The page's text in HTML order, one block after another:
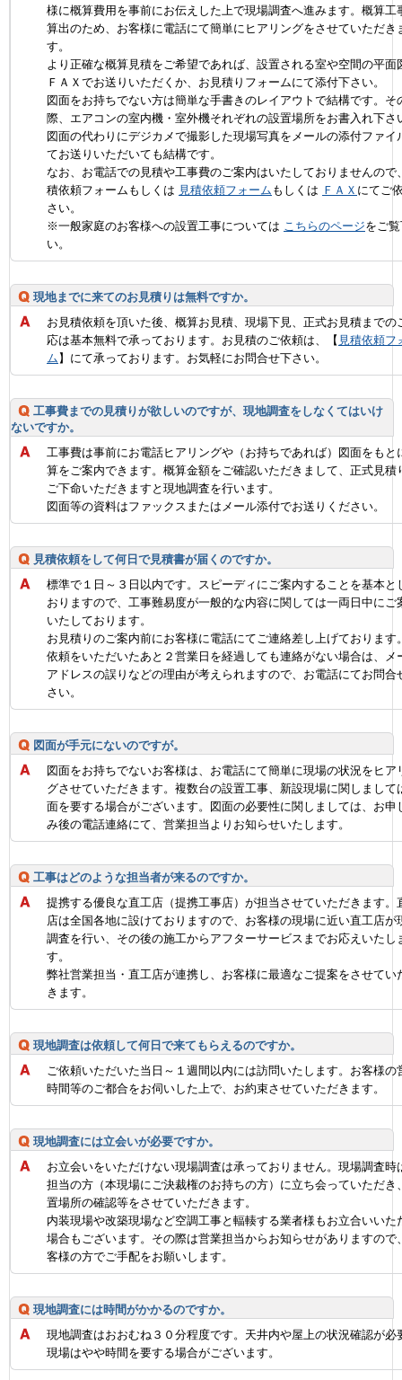
様に概算費用を事前にお伝えした上で現場調査へ進みます。概算工
算出のため、お客様に電話にて簡単にヒアリングをさせていただき
す。
より正確な概算見積をご希望であれば、設置される室や空間の平面
ＦＡＸでお送りいただくか、お見積りフォームにて添付下さい。
図面をお持ちでない方は簡単な手書きのレイアウトで結構です。そ
際、エアコンの室内機・室外機それぞれの設置場所をお書入れ下さ
図面の代わりにデジカメで撮影した現場写真をメールの添付ファイ
てお送りいただいても結構です。
なお、お電話での見積や工事費のご案内はいたしておりませんので
積依頼フォームもしくは 見積依頼フォーム もしくは ＦＡＸ にてご
さい。
※一般家庭のお客様への設置工事については こちらのページをご
い。
現地までに来てのお見積りは無料ですか。
お見積依頼を頂いた後、概算お見積、現場下見、正式お見積までの
応は基本無料で承っております。お見積のご依頼は、【 見積依頼フ
ム】にて承っております。お気軽にお問合せ下さい。
工事費までの見積りが欲しいのですが、現地調査をしなくてはいけ
ないですか。
工事費は事前にお電話ヒアリングや（お持ちであれば）図面をもと
算をご案内できます。概算金額をご確認いただきまして、正式見積
ご下命いただきますと現地調査を行います。
図面等の資料はファックスまたはメール添付でお送りください。
見積依頼をして何日で見積書が届くのですか。
標準で１日～３日以内です。スピーディにご案内することを基本と
おりますので、工事難易度が一般的な内容に関しては一両日中にご
いたしております。
お見積りのご案内前にお客様に電話にてご連絡差し上げております
依頼をいただいたあと２営業日を経過しても連絡がない場合は、メ
アドレスの誤りなどの理由が考えられますので、お電話にてお問合
さい。
図面が手元にないのですが。
図面をお持ちでないお客様は、お電話にて簡単に現場の状況をヒア
グさせていただきます。複数台の設置工事、新設現場に関しまして
面を要する場合がございます。図面の必要性に関しましては、お申
み後の電話連絡にて、営業担当よりお知らせいたします。
工事はどのような担当者が来るのですか。
提携する優良な直工店（提携工事店）が担当させていただきます。
店は全国各地に設けておりますので、お客様の現場に近い直工店が
調査を行い、その後の施工からアフターサービスまでお応えいたし
す。
弊社営業担当・直工店が連携し、お客様に最適なご提案をさせてい
きます。
現地調査は依頼して何日で来てもらえるのですか。
ご依頼いただいた当日～１週間以内には訪問いたします。お客様の
時間等のご都合をお伺いした上で、お約束させていただきます。
現地調査には立会いが必要ですか。
お立会いをいただけない現場調査は承っておりません。現場調査時
担当の方（本現場にご決裁権のお持ちの方）に立ち会っていただき
置場所の確認等をさせていただきます。
内装現場や改築現場など空調工事と輻輳する業者様もお立合いいた
場合もございます。その際は営業担当からお知らせがありますので
客様の方でご手配をお願いします。
現地調査には時間がかかるのですか。
現地調査はおおむね３０分程度です。天井内や屋上の状況確認が必
現場はやや時間を要する場合がございます。